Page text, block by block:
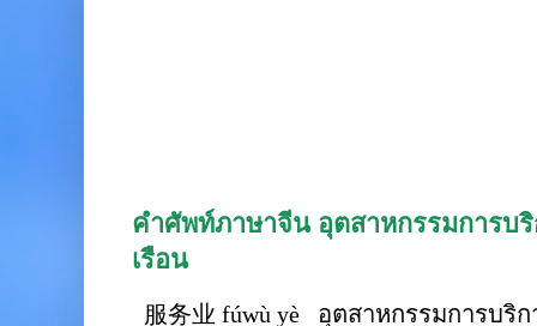
คำศัพท์ภาษาจีน อุตสาหกรรมการบ
เรือน
服务业 fúwù yè อุตสาหกรรมการบริ